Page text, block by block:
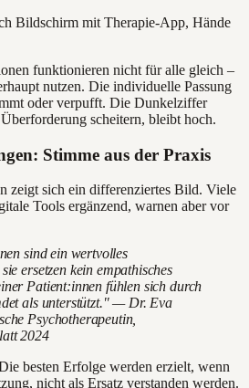
funktionieren nicht für alle gleich –
nutzen. Die individuelle Passung
oder verpufft. Die Dunkelziffer
scheitern, bleibt hoch.
Stimme aus der Praxis
zeigt sich ein differenziertes Bild. Viele
Tools ergänzend, warnen aber vor
sind ein wertvolles
ersetzen kein empathisches
Patient:innen fühlen sich durch
als unterstützt." — Dr. Eva
Psychotherapeutin,
2024
besten Erfolge werden erzielt, wenn
nicht als Ersatz verstanden werden.